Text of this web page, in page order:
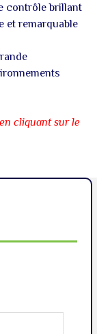
contrôle brillant
et remarquable
cliquant sur le